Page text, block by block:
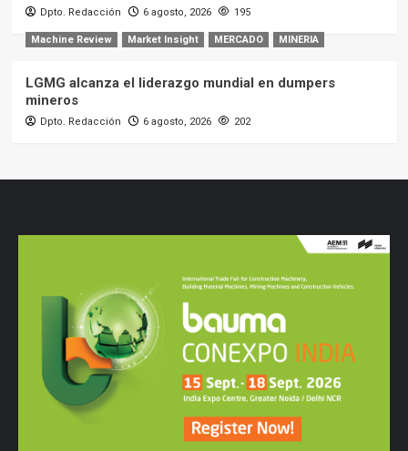
Dpto. Redacción 6 agosto, 2026 195
Machine Review Market Insight MERCADO MINERIA
LGMG alcanza el liderazgo mundial en dumpers
mineros
Dpto. Redacción 6 agosto, 2026 202